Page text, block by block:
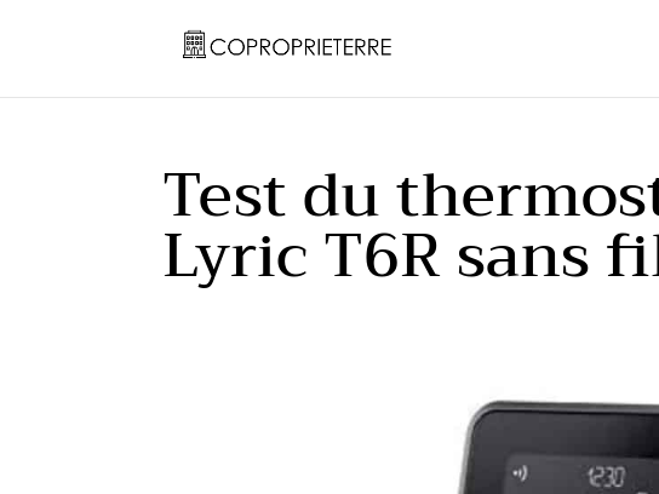
Test du
Lyric T6R sans